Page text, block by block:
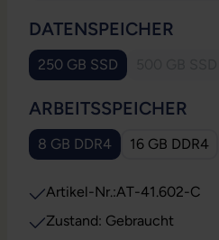
DATENSPEICHER
250 GB SSD
ARBEITSSPEICHER
8 GB DDR4 16 GB DDR4
Artikel-Nr.:AT-41.602-C
Zustand: Gebraucht